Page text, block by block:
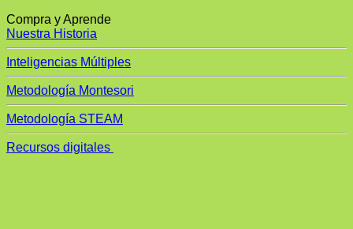
Compra y Aprende
Nuestra Historia
Inteligencias Múltiples
Metodología Montesori
Metodología STEAM
Recursos digitales